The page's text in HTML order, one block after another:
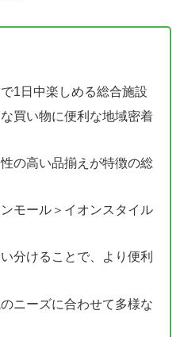
1日中楽しめる総合施設
買い物に便利な地域密着
の高い品揃えが特徴の総
モール＞イオンスタイル
分けることで、より便利
ニーズに合わせて多様な